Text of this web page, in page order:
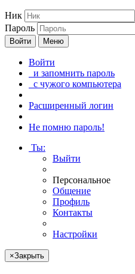
Ник
Пароль
Войти Меню
Войти
и запомнить пароль
с чужого компьютера
Расширенный логин
Не помню пароль!
Ты:
Выйти
Персональное
Общение
Профиль
Контакты
Настройки
×Закрыть